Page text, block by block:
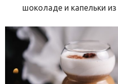
шоколаде и капельки из